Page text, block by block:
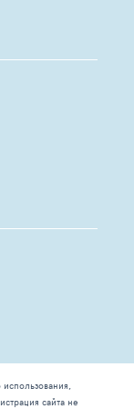
сайта не